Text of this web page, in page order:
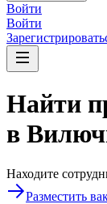
Войти
Войти
Найти
в
Находите
Разместить